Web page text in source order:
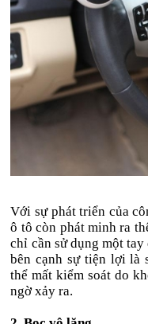
Với sự phát triển của
ô tô còn phát minh ra
chỉ cần sử dụng một
bên cạnh sự tiện lợi là
thể mất kiểm soát do
ngờ xảy ra.